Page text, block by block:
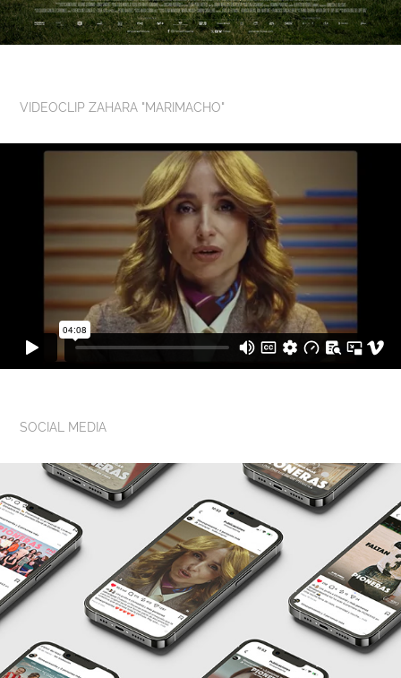
VIDEOCLIP ZAHARA "MARIMACHO"
SOCIAL MEDIA